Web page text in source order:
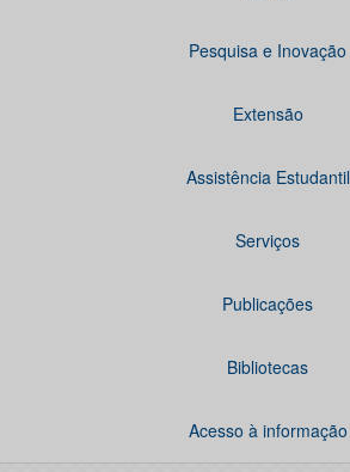
Pesquisa e Inovação
Extensão
Assistência Estudantil
Serviços
Publicações
Bibliotecas
Acesso à informação